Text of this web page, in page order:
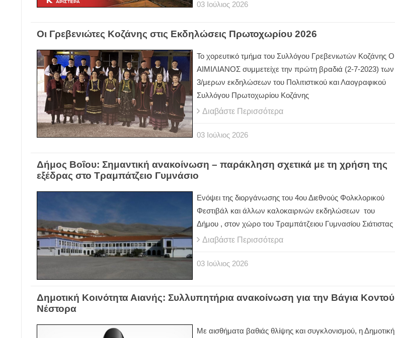
03 Ιούλιος 2026
Οι Γρεβενιώτες Κοζάνης στις Εκδηλώσεις Πρωτοχωρίου 2026
Το χορευτικό τμήμα του Συλλόγου Γρεβενιωτών Κοζάνης Ο
ΑΙΜΙΛΙΑΝΟΣ συμμετείχε την πρώτη βραδιά (2-7-2023) των
3/μερων εκδηλώσεων του Πολιτιστικού και Λαογραφικού
Συλλόγου Πρωτοχωρίου Κοζάνης
Διαβάστε Περισσότερα
03 Ιούλιος 2026
Δήμος Βοΐου: Σημαντική ανακοίνωση – παράκληση σχετικά με τη χρήση της
εξέδρας στο Τραμπάτζειο Γυμνάσιο
Ενόψει της διοργάνωσης του 4ου Διεθνούς Φολκλορικού
Φεστιβάλ και άλλων καλοκαιρινών εκδηλώσεων του
Δήμου , στον χώρο του Τραμπάτζειου Γυμνασίου Σιάτιστας
Διαβάστε Περισσότερα
03 Ιούλιος 2026
Δημοτική Κοινότητα Αιανής: Συλλυπητήρια ανακοίνωση για την Βάγια Κοντού
Νέστορα
Με αισθήματα βαθιάς θλίψης και συγκλονισμού, η Δημοτική